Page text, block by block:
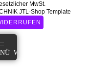
MwSt.
JTL-Shop Template
WARENKORB